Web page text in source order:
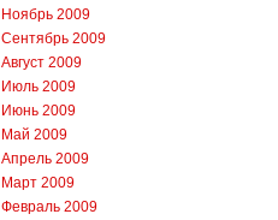
Ноябрь 2009
Сентябрь 2009
Август 2009
Июль 2009
Июнь 2009
Май 2009
Апрель 2009
Март 2009
Февраль 2009